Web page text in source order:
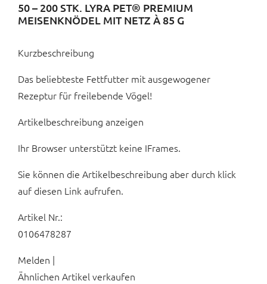
50 – 200 STK. LYRA PET® PREMIUM
MEISENKNÖDEL MIT NETZ À 85 G
Kurzbeschreibung
Das beliebteste Fettfutter mit ausgewogener
Rezeptur für freilebende Vögel!
Artikelbeschreibung anzeigen
Ihr Browser unterstützt keine IFrames.
Sie können die Artikelbeschreibung aber durch klick
auf diesen Link aufrufen.
Artikel Nr.:
0106478287
Melden |
Ähnlichen Artikel verkaufen